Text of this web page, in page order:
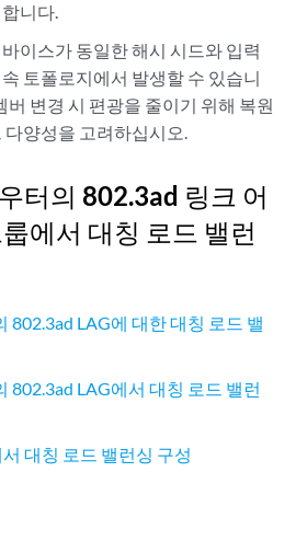
니다.
이스가 동일한 해시 시드와 입력
토폴로지에서 발생할 수 있습니
버 변경 시 편광을 줄이기 위해 복원
다양성을 고려하십시오.
터의 802.3ad 링크 어
에서 대칭 로드 밸런
802.3ad LAG에 대한 대칭 로드 밸
802.3ad LAG에서 대칭 로드 밸런
대칭 로드 밸런싱 구성